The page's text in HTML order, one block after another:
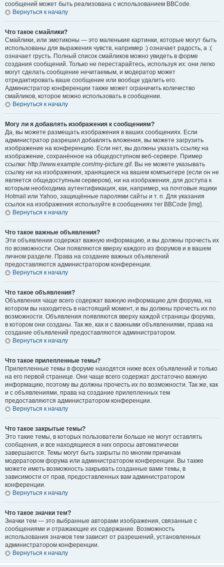
сообщений может быть реализована с использованием BBCode.
Вернуться к началу
Что такое смайлики?
Смайлики, или эмотиконы — это маленькие картинки, которые могут быть
использованы для выражения чувств, например :) означает радость, а :(
означает грусть. Полный список смайликов можно увидеть в форме
создания сообщений. Только не перестарайтесь, используя их: они легко
могут сделать сообщение нечитаемым, и модератор может
отредактировать ваше сообщение или вообще удалить его.
Администратор конференции также может ограничить количество
смайликов, которое можно использовать в сообщении.
Вернуться к началу
Могу ли я добавлять изображения к сообщениям?
Да, вы можете размещать изображения в ваших сообщениях. Если
администратор разрешил добавлять вложения, вы можете загрузить
изображение на конференцию. Если нет, вы должны указать ссылку на
изображение, сохранённое на общедоступном веб-сервере. Пример
ссылки: http://www.example.com/my-picture.gif. Вы не можете указывать
ссылку ни на изображения, хранящиеся на вашем компьютере (если он не
является общедоступным сервером), ни на изображения, для доступа к
которым необходима аутентификация, как, например, на почтовые ящики
Hotmail или Yahoo, защищённые паролями сайты и т. п. Для указания
ссылок на изображения используйте в сообщениях тег BBCode [img].
Вернуться к началу
Что такое важные объявления?
Эти объявления содержат важную информацию, и вы должны прочесть их
по возможности. Они появляются вверху каждого из форумов и в вашем
личном разделе. Права на создание важных объявлений
предоставляются администратором конференции.
Вернуться к началу
Что такое объявления?
Объявления чаще всего содержат важную информацию для форума, на
котором вы находитесь в настоящий момент, и вы должны прочесть их по
возможности. Объявления появляются вверху каждой страницы форума,
в котором они созданы. Так же, как и с важными объявлениями, права на
создание объявлений предоставляются администратором.
Вернуться к началу
Что такое прилепленные темы?
Прилепленные темы в форуме находятся ниже всех объявлений и только
на его первой странице. Они чаще всего содержат достаточно важную
информацию, поэтому вы должны прочесть их по возможности. Так же, как
и с объявлениями, права на создание прилепленных тем
предоставляются администратором конференции.
Вернуться к началу
Что такое закрытые темы?
Это такие темы, в которых пользователи больше не могут оставлять
сообщения, и все находящиеся в них опросы автоматически
завершаются. Темы могут быть закрыты по многим причинам
модератором форума или администратором конференции. Вы также
можете иметь возможность закрывать созданные вами темы, в
зависимости от прав, предоставленных вам администратором
конференции.
Вернуться к началу
Что такое значки тем?
Значки тем — это выбранные авторами изображения, связанные с
сообщениями и отражающие их содержание. Возможность
использования значков тем зависит от разрешений, установленных
администратором конференции.
Вернуться к началу